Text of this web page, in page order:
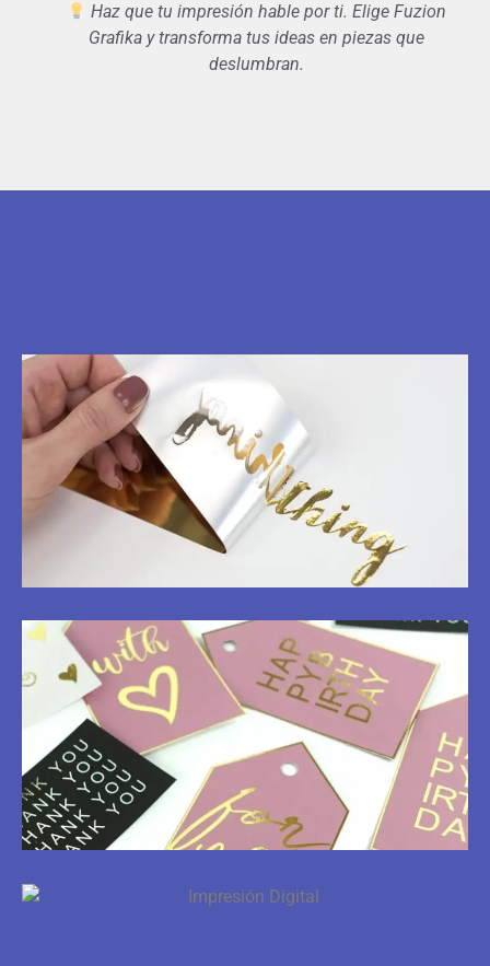
Haz que tu impresión hable por ti. Elige Fuzion
Grafika y transforma tus ideas en piezas que
deslumbran.